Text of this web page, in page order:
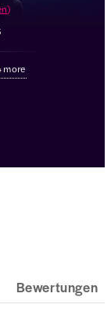
)
more
Bewertungen